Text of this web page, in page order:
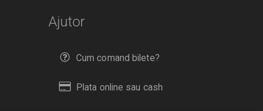
Ajutor
Cum comand bilete?
Plata online sau cash